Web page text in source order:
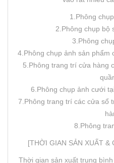
1.Phông
2.Phông chụp bộ
3.Phông
4.Phông chụp ảnh sản phẩm
5.Phông trang trí cửa hàng
6.Phông chụp ảnh cưới
7.Phông trang trí các cửa sổ
8.Phông
[THỜI GIAN SẢN XUẤT &
Thời gian sản xuất trung